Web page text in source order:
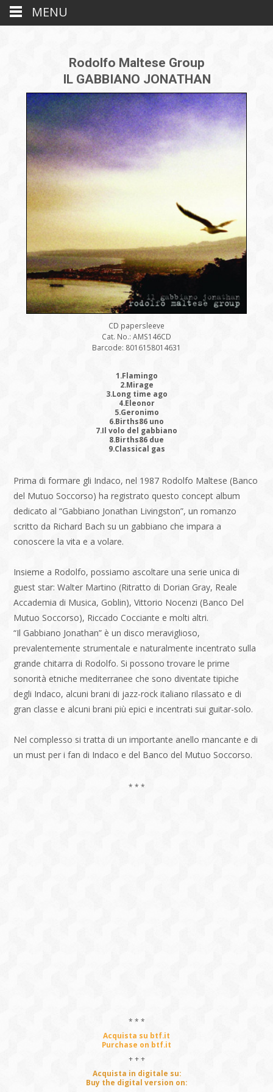
Rodolfo Maltese Group
IL GABBIANO JONATHAN
CD papersleeve
Cat. No.: AMS146CD
Barcode: 8016158014631
1.Flamingo
2.Mirage
3.Long time ago
4.Eleonor
5.Geronimo
6.Births86 uno
7.Il volo del gabbiano
8.Births86 due
9.Classical gas
Prima di formare gli Indaco, nel 1987 Rodolfo Maltese (Banco
del Mutuo Soccorso) ha registrato questo concept album
dedicato al “Gabbiano Jonathan Livingston”, un romanzo
scritto da Richard Bach su un gabbiano che impara a
conoscere la vita e a volare.
Insieme a Rodolfo, possiamo ascoltare una serie unica di
guest star: Walter Martino (Ritratto di Dorian Gray, Reale
Accademia di Musica, Goblin), Vittorio Nocenzi (Banco Del
Mutuo Soccorso), Riccado Cocciante e molti altri.
“Il Gabbiano Jonathan” è un disco meraviglioso,
prevalentemente strumentale e naturalmente incentrato sulla
grande chitarra di Rodolfo. Si possono trovare le prime
sonorità etniche mediterranee che sono diventate tipiche
degli Indaco, alcuni brani di jazz-rock italiano rilassato e di
gran classe e alcuni brani più epici e incentrati sui guitar-solo.
Nel complesso si tratta di un importante anello mancante e di
un must per i fan di Indaco e del Banco del Mutuo Soccorso.
* * *
* * *
Acquista su btf.it
Purchase on btf.it
+ + +
Acquista in digitale su:
Buy the digital version on:
MENU